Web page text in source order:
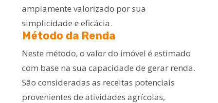
amplamente valorizado por sua
simplicidade e eficácia.
Método da Renda
Neste método, o valor do imóvel é estimado
com base na sua capacidade de gerar renda.
São consideradas as receitas potenciais
provenientes de atividades agrícolas,